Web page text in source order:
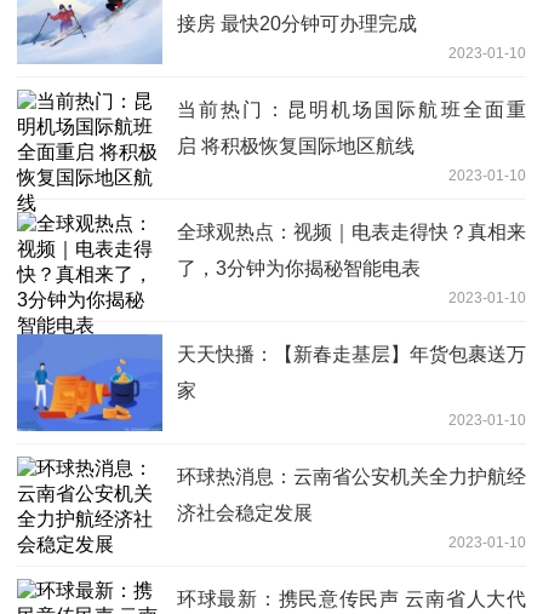
接房 最快20分钟可办理完成
2023-01-10
当前热门：昆明机场国际航班全面重
启 将积极恢复国际地区航线
2023-01-10
全球观热点：视频｜电表走得快？真相来
了，3分钟为你揭秘智能电表
2023-01-10
天天快播：【新春走基层】年货包裹送万
家
2023-01-10
环球热消息：云南省公安机关全力护航经
济社会稳定发展
2023-01-10
环球最新：携民意传民声 云南省人大代